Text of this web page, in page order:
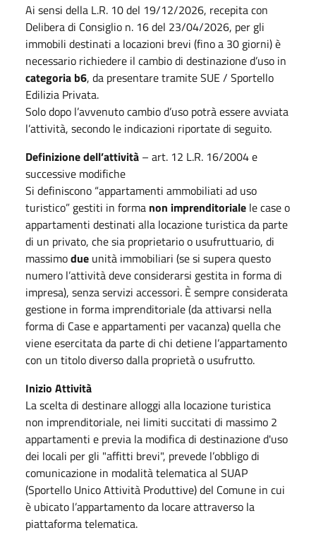
Ai sensi della L.R. 10 del 19/12/2026, recepita con
Delibera di Consiglio n. 16 del 23/04/2026, per gli
immobili destinati a locazioni brevi (fino a 30 giorni) è
necessario richiedere il cambio di destinazione d’uso in
categoria b6, da presentare tramite SUE / Sportello
Edilizia Privata.
Solo dopo l’avvenuto cambio d’uso potrà essere avviata
l’attività, secondo le indicazioni riportate di seguito.
Definizione dell’attività – art. 12 L.R. 16/2004 e
successive modifiche
Si definiscono “appartamenti ammobiliati ad uso
turistico” gestiti in forma non imprenditoriale le case o
appartamenti destinati alla locazione turistica da parte
di un privato, che sia proprietario o usufruttuario, di
massimodue unità immobiliari (se si supera questo
numero l’attività deve considerarsi gestita in forma di
impresa), senza servizi accessori. È sempre considerata
gestione in forma imprenditoriale (da attivarsi nella
forma di Case e appartamenti per vacanza) quella che
viene esercitata da parte di chi detiene l’appartamento
con un titolo diverso dalla proprietà o usufrutto.
Inizio Attività
La scelta di destinare alloggi alla locazione turistica
non imprenditoriale, nei limiti succitati di massimo 2
appartamenti e previa la modifica di destinazione d'uso
dei locali per gli "affitti brevi", prevede l’obbligo di
comunicazione in modalità telematica al SUAP
(Sportello Unico Attività Produttive) del Comune in cui
è ubicato l’appartamento da locare attraverso la
piattaforma telematica.